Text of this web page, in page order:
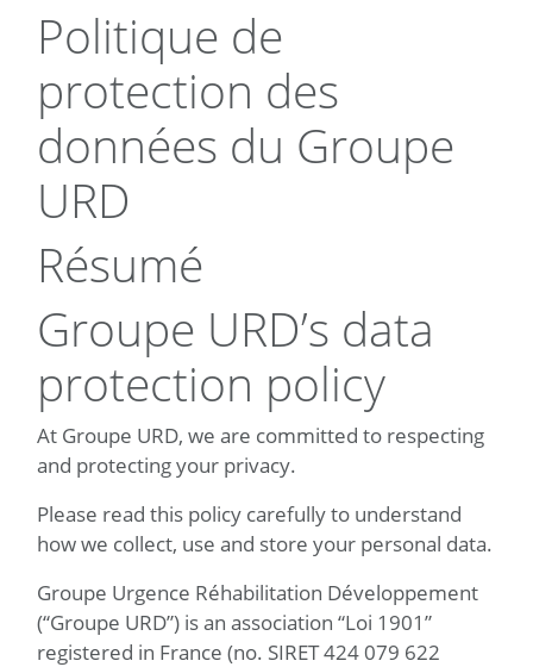
Politique de
protection des
données du Groupe
URD
Résumé
Groupe URD’s data
protection policy
At Groupe URD, we are committed to respecting
and protecting your privacy.
Please read this policy carefully to understand
how we collect, use and store your personal data.
Groupe Urgence Réhabilitation Développement
(“Groupe URD”) is an association “Loi 1901”
registered in France (no. SIRET 424 079 622